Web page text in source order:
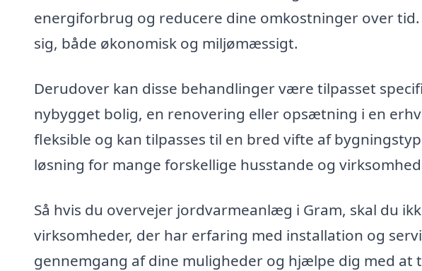
energiforbrug og reducere dine omkostninger over
sig, både økonomisk og miljømæssigt.
Derudover kan disse behandlinger være tilpasset
nybygget bolig, en renovering eller opsætning i en
fleksible og kan tilpasses til en bred vifte af
løsning for mange forskellige husstande og
Så hvis du overvejer jordvarmeanlæg i Gram, skal du
virksomheder, der har erfaring med installation og
gennemgang af dine muligheder og hjælpe dig med